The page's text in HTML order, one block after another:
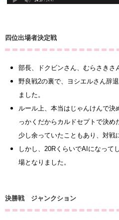
四位出場者決定戦
部長、ドクビンさん、むらさきさ
野良戦2の裏で、ヨシエルさん辞
ました。
ルール上、本当はじゃんけんで
っかくだからカルドセプトで決め
少し余っていたこともあり、対戦
しかし、20RくらいでAIになって
場となりました。
決勝戦 ジャンクション